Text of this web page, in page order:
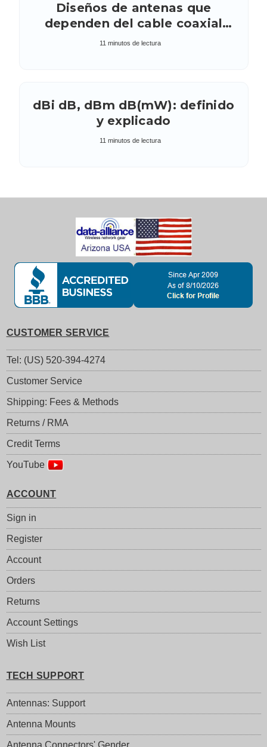
Diseños de antenas que
dependen del cable coaxial
como radiador: Evitar
11 minutos de lectura
dBi dB, dBm dB(mW): definido
y explicado
11 minutos de lectura
CUSTOMER SERVICE
Tel: (US) 520-394-4274
Customer Service
Shipping: Fees & Methods
Returns / RMA
Credit Terms
YouTube
ACCOUNT
Sign in
Register
Account
Orders
Returns
Account Settings
Wish List
TECH SUPPORT
Antennas: Support
Antenna Mounts